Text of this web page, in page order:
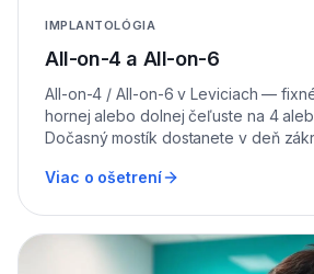
IMPLANTOLÓGIA
All-on-4 a All-on-6
All-on-4 / All-on-6 v Leviciach —
hornej alebo dolnej čeľuste na 4
Dočasný mostík dostanete v deň
Viac o ošetrení